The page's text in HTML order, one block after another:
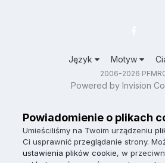
Język Motyw
2006-2026
Powered by Invision
Powiadomienie o plikach
Umieściliśmy na Twoim urządzeniu
Ci usprawnić przeglądanie strony.
ustawienia plików cookie, w